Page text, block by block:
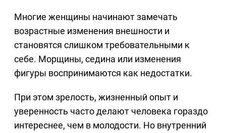
Многие женщины начинают замечать
возрастные изменения внешности и
становятся слишком требовательными к
себе. Морщины, седина или изменения
фигуры воспринимаются как недостатки.
При этом зрелость, жизненный опыт и
уверенность часто делают человека гораздо
интереснее, чем в молодости. Но внутренний